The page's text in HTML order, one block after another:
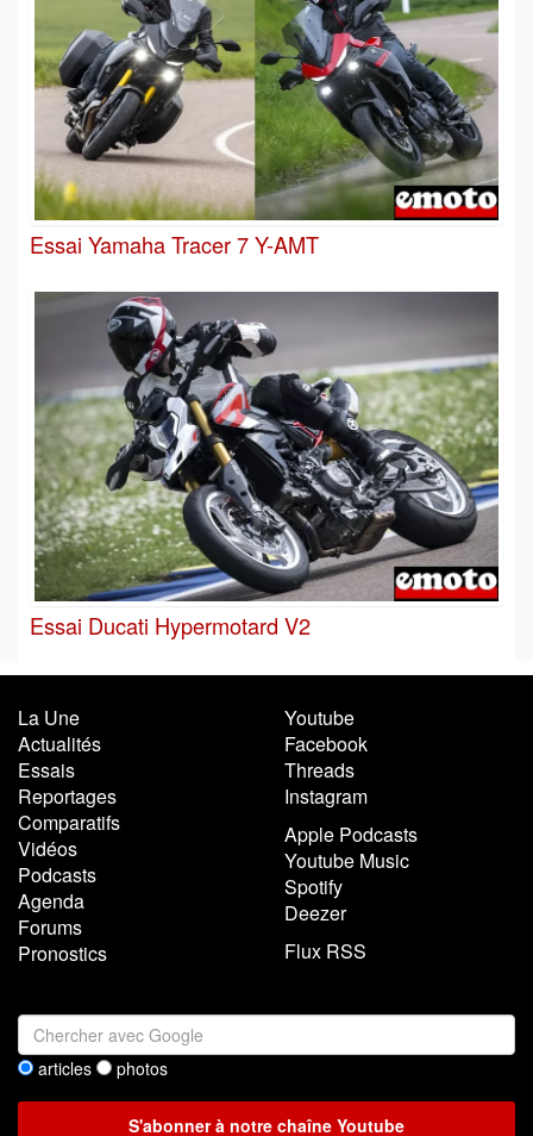
Essai Yamaha Tracer 7 Y-AMT
Essai Ducati Hypermotard V2
La Une
Actualités
Essais
Reportages
Comparatifs
Vidéos
Podcasts
Agenda
Forums
Pronostics
Youtube
Facebook
Threads
Instagram
Apple Podcasts
Youtube Music
Spotify
Deezer
Flux RSS
articles photos